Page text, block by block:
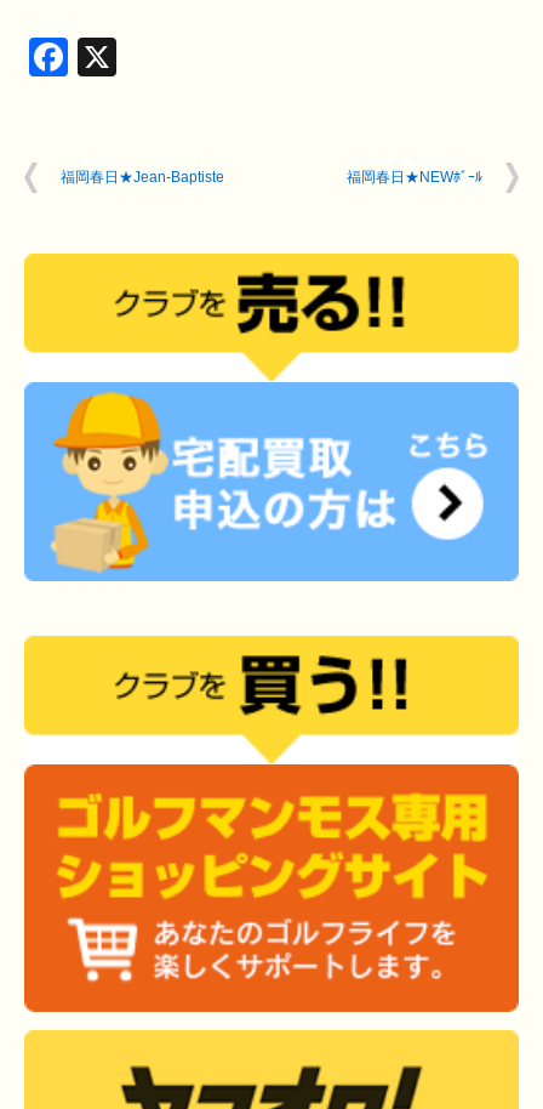
Facebook
福岡春日★Jean-Baptiste 福岡春日★NEWﾎﾞｰﾙ